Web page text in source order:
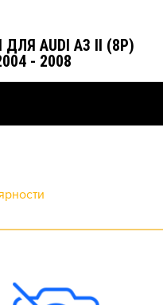
AUDI A3 II (8P)
- 2008